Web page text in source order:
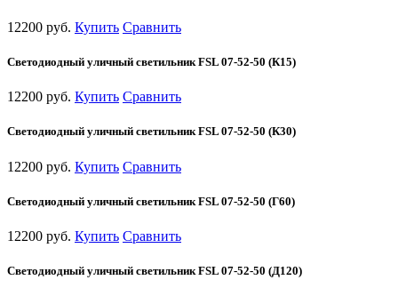
12200 руб. Купить Сравнить
Светодиодный уличный светильник FSL 07-52-50 (К15)
12200 руб. Купить Сравнить
Светодиодный уличный светильник FSL 07-52-50 (К30)
12200 руб. Купить Сравнить
Светодиодный уличный светильник FSL 07-52-50 (Г60)
12200 руб. Купить Сравнить
Светодиодный уличный светильник FSL 07-52-50 (Д120)